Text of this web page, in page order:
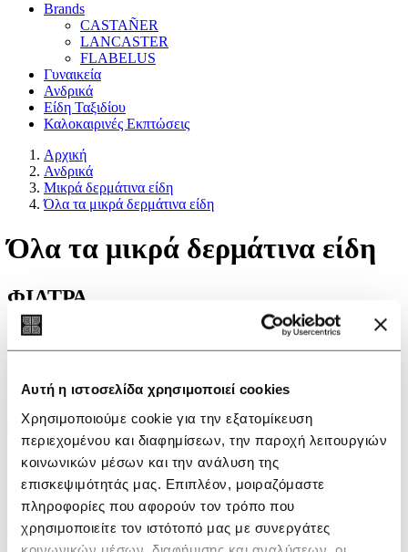
Αυτή η ιστοσελίδα χρησιμοποιεί cookies
Χρησιμοποιούμε cookie για την εξατομίκευση
περιεχομένου και διαφημίσεων, την παροχή λειτουργιών
κοινωνικών μέσων και την ανάλυση της
επισκεψιμότητάς μας. Επιπλέον, μοιραζόμαστε
πληροφορίες που αφορούν τον τρόπο που
χρησιμοποιείτε τον ιστότοπό μας με συνεργάτες
Brands
CASTAÑER
LANCASTER
FLABELUS
Γυναικεία
Ανδρικά
Είδη Ταξιδίου
Καλοκαιρινές Εκπτώσεις
Αρχική
Ανδρικά
Μικρά δερμάτινα είδη
Όλα τα μικρά δερμάτινα είδη
Όλα τα μικρά δερμάτινα είδη
ΦΙΛΤΡΑ
Επιλογές
Προσφορά
ΦΙΛΤΡΑ
Δεν βρέθηκαν προϊόντα σ'αυτή την κατηγορία.
Εγγραφείτε στο newsletter
Για να λαμβάνετε νέα και ειδοποιήσεις, συμπληρώστε το e-mail
σας